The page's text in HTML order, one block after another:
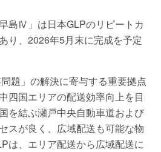
島Ⅳ」は日本GLPのリピートカ
り、2026年5月末に完成を予定
題」の解決に寄与する重要拠点
四国エリアの配送効率向上を目
を結ぶ瀬戸中央自動車道および
スが良く、広域配送も可能な物
は、エリア配送から広域配送に